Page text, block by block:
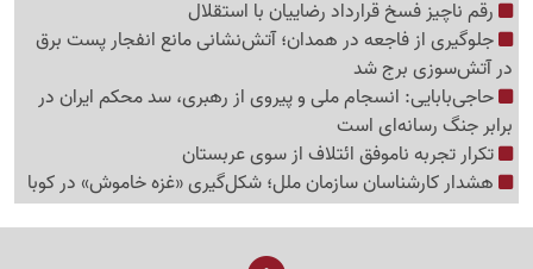
رقم ناچیز فسخ قرارداد رضاییان با استقلال
جلوگیری از فاجعه در همدان؛ آتش‌نشانی مانع انفجار پست برق
در آتش‌سوزی برج شد
حاجی‌بابایی: انسجام ملی و پیروی از رهبری، سد محکم ایران در
برابر جنگ رسانه‌ای است
تکرار تجربه ناموفق ائتلاف از سوی عربستان
هشدار کارشناسان سازمان ملل؛ شکل‌گیری «غزه‌ خاموش» در کوبا